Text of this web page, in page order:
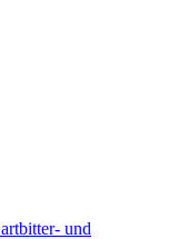
und